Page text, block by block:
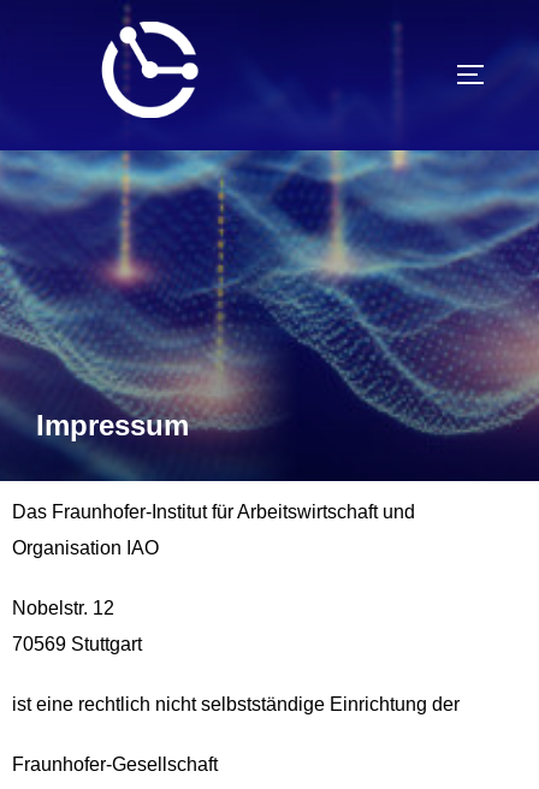
Impressum
Das Fraunhofer-Institut für Arbeitswirtschaft und
Organisation IAO
Nobelstr. 12
70569 Stuttgart
ist eine rechtlich nicht selbstständige Einrichtung der
Fraunhofer-Gesellschaft